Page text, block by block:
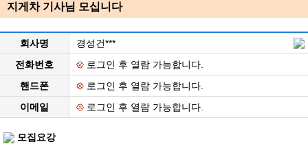
지게차 기사님 모십니다
회사명
경성건***
전화번호
로그인 후 열람 가능합니다.
핸드폰
로그인 후 열람 가능합니다.
이메일
로그인 후 열람 가능합니다.
모집요강